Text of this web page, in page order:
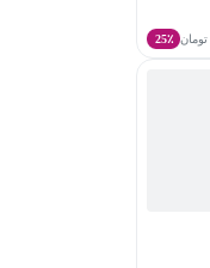
تومان 25٪